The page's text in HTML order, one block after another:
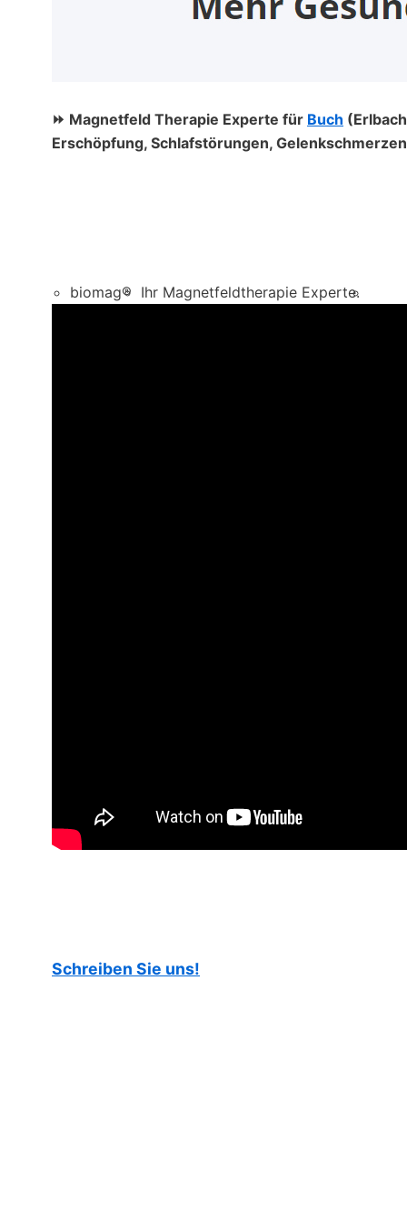
⏩ Magnetfeld Therapie Experte für Buch
Erschöpfung, Schlafstörungen,
biomag® Ihr Magnetfeldtherapie Experte.
Schreiben Sie uns!